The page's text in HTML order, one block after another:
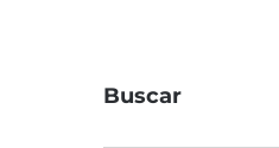
Buscar